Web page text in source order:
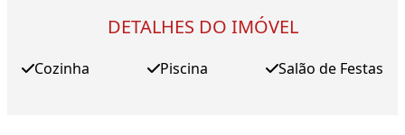
DETALHES DO IMÓVEL
Cozinha Piscina Salão de Festas